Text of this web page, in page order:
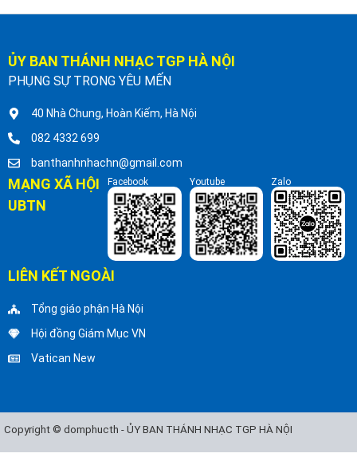
ỦY BAN THÁNH NHẠC TGP HÀ NỘI
PHỤNG SỰ TRONG YÊU MẾN
40 Nhà Chung, Hoàn Kiếm, Hà Nội
082 4332 699
banthanhnhachn@gmail.com
MẠNG XÃ HỘI
UBTN
Facebook Youtube Zalo
LIÊN KẾT NGOÀI
Tổng giáo phận Hà Nội
Hội đồng Giám Mục VN
Vatican New
Copyright © domphucth - ỦY BAN THÁNH NHẠC TGP HÀ NỘI